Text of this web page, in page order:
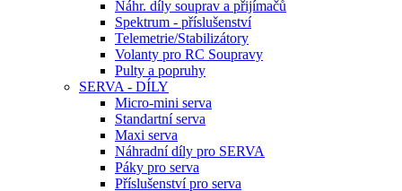
Náhr. díly souprav a přijímačů
Spektrum - příslušenství
Telemetrie/Stabilizátory
Volanty pro RC Soupravy
Pulty a popruhy
SERVA - DÍLY
Micro-mini serva
Standartní serva
Maxi serva
Náhradní díly pro SERVA
Páky pro serva
Příslušenství pro serva